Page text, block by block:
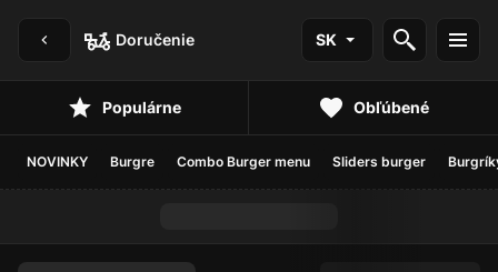
Doručenie SK
Populárne Obľúbené
NOVINKY Burgre Combo Burger menu Sliders burger